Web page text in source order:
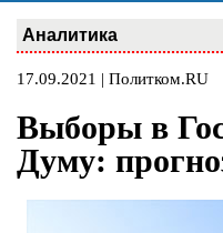
Аналитика
17.09.2021 | Политком.RU
Выборы в
Думу: